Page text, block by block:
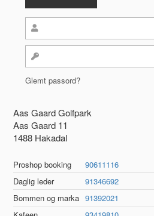
Glemt passord?
Aas Gaard Golfpark
Aas Gaard 11
1488 Hakadal
Proshop booking
90611116
Daglig leder
91346692
Bommen og marka 91392021